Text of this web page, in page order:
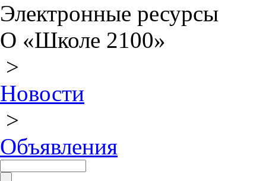
Электронные ресурсы
О «Школе 2100»
>
Новости
>
Объявления